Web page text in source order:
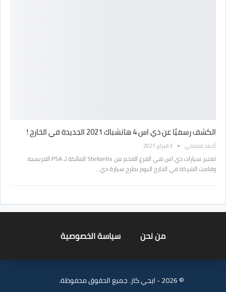
الكشف رسميًا عن دي اس 4 هاتشباك 2021 الجديدة في الخارج !
أحمد مصلحي 3 فبراير 2021
تعتبر سيارات دي اس هي الفرع الفخم من Stellantis المالكة لـ PSA الفرنسية.
وقامت الشركة في الخارج اليوم بطرح سيارة دي…
من نحن سياسة الخصوصية
© 2026 - ايجي كار. جميع الحقوق محفوظة.